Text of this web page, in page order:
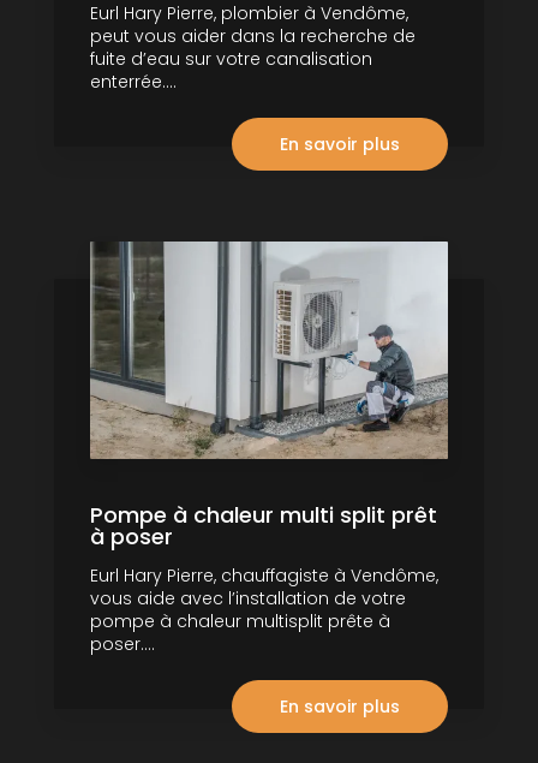
Eurl Hary Pierre, plombier à Vendôme,
peut vous aider dans la recherche de
fuite d’eau sur votre canalisation
enterrée....
En savoir plus
Pompe à chaleur multi split prêt
à poser
Eurl Hary Pierre, chauffagiste à Vendôme,
vous aide avec l’installation de votre
pompe à chaleur multisplit prête à
poser....
En savoir plus